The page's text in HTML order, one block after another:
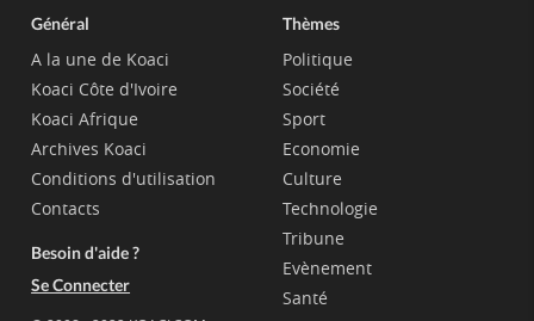
Général
A la une de Koaci
Koaci Côte d'Ivoire
Koaci Afrique
Archives Koaci
Conditions d'utilisation
Contacts
Besoin d'aide ?
Se Connecter
Thèmes
Politique
Société
Sport
Economie
Culture
Technologie
Tribune
Evènement
Santé